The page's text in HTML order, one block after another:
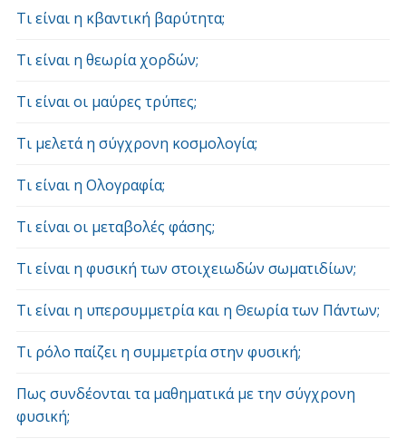
Τι είναι η κβαντική βαρύτητα;
Τι είναι η θεωρία χορδών;
Τι είναι οι μαύρες τρύπες;
Τι μελετά η σύγχρονη κοσμολογία;
Τι είναι η Ολογραφία;
Τι είναι οι μεταβολές φάσης;
Τι είναι η φυσική των στοιχειωδών σωματιδίων;
Τι είναι η υπερσυμμετρία και η Θεωρία των Πάντων;
Τι ρόλο παίζει η συμμετρία στην φυσική;
Πως συνδέονται τα μαθηματικά με την σύγχρονη
φυσική;